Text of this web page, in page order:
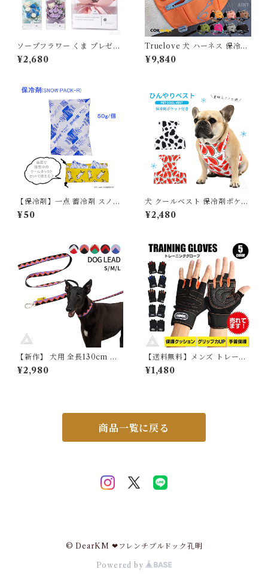
ソープフラワー くま プレゼン
ト 花 Tiny Bear ブーケ ミニ
ブーケ プチギフト ベアブーケ
フラワーギフト おしゃれ 可愛
い ホワイトデー ピンク レッド
ラベンダー オレンジ ブルー 送
料無料 SF-KUSO-23040
¥2,680
Truelove 犬 ハーネス 保冷剤
付き 高機能 夏 熱中症対策 暑
さ対策 ソフトハーネス コーデ
かり 安全 7色 反射素材 かわい
い カラフル 夜間安全 定番 優
しい 保冷剤対応 TLB2251
¥9,840
【保冷剤】一点 蓄冷剤 スノー
パック 50g ペットクールネッ
ク用
¥50
犬 クールベスト 保冷剤ポケッ
ト付き ひんやり 冷感 犬用 夏
ベスト 夏服 熱中症対策 防水
中型犬 スイカ柄 牛柄 おしゃれ
かわいい 散歩 アウトドア フレ
ンチブルドッグ フレブル パグ
コーギー KM285G
¥2,480
【新作】 犬用 全長130cm 丈
夫 フレンチブルドッグ 小型犬
中型犬 大型犬 エスニック柄 お
【HiDREAM】【HD00200
¥2,980
【送料無料】メンズ トレーニ
ンググローブ 筋トレ 用 グロー
ブ 手袋 ダンベル ボディパンプ
ウェイトリフティング ブラッ
サイクリング G030
¥1,480
商品一覧に戻る
© DearKM ❤︎フレンチブルドック孔明
Powered by